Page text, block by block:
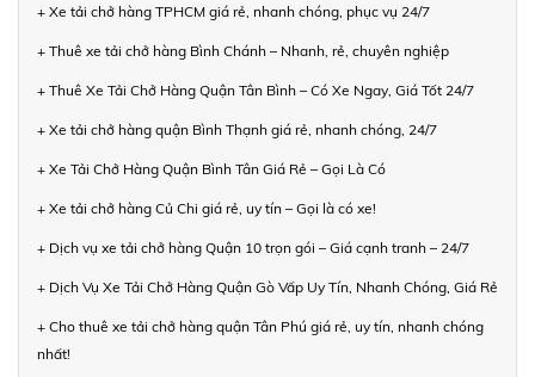
+ Xe tải chở hàng TPHCM giá rẻ, nhanh chóng, phục vụ 24/7
+ Thuê xe tải chở hàng Bình Chánh – Nhanh, rẻ, chuyên nghiệp
+ Thuê Xe Tải Chở Hàng Quận Tân Bình – Có Xe Ngay, Giá Tốt 24/7
+ Xe tải chở hàng quận Bình Thạnh giá rẻ, nhanh chóng, 24/7
+ Xe Tải Chở Hàng Quận Bình Tân Giá Rẻ – Gọi Là Có
+ Xe tải chở hàng Củ Chi giá rẻ, uy tín – Gọi là có xe!
+ Dịch vụ xe tải chở hàng Quận 10 trọn gói – Giá cạnh tranh – 24/7
+ Dịch Vụ Xe Tải Chở Hàng Quận Gò Vấp Uy Tín, Nhanh Chóng, Giá Rẻ
+ Cho thuê xe tải chở hàng quận Tân Phú giá rẻ, uy tín, nhanh chóng
nhất!